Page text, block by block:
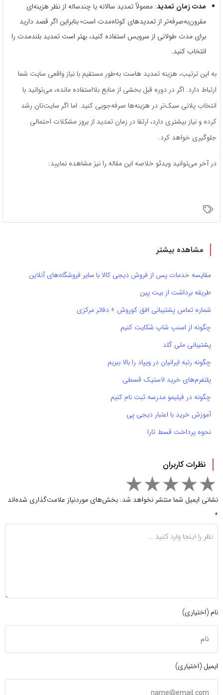
مدت زمان تمدید: معمولاً تمدید سالانه یا چندساله از نظر هزینه‌ای
مقرون‌به‌صرفه‌تر از تمدیدهای کوتاه‌مدت است؛ بنابراین اگر قصد دارید
برای مدت طولانی از سرویس استفاده کنید، بهتر است تمدید بلندمدت را
انتخاب کنید.
به این ترتیب، هزینه تمدید هاست به‌طور مستقیم با نیاز واقعی سایت شما
ارتباط دارد. اگر در دوره قبل بخشی از منابع بلااستفاده مانده، می‌توانید با
انتخاب پلانی سبک‌تر در هزینه‌ها صرفه‌جویی کنید. اما اگر سایت‌تان رشد
کرده و نیاز بیشتری دارد، ارتقا در زمان تمدید از بروز مشکلات احتمالی
جلوگیری خواهد کرد.
در آخر می‌توانید ویدئو خلاصه این مقاله را نیز مشاهده نمایید:
مشاهده بیشتر
مقایسه خدمات پس از فروش دیجی کالا با سایر فروشگاه‌های آنلاین
طریقه برداشت از بیت پین
شماره تماس پشتیبانی افق کوروش + دفاتر مرکزی
چگونه از اسنپ شاپ شکایت کنیم
پشتیبانی ملی گلد
چگونه رتبه ایرانیان در ویپاد را بالا ببریم
پلتفرم‌های خرید لاستیک قسطی
چگونه در فیلیمو مدرسه ثبت نام کنیم
آموزش خرید با اعتبار دیجی پی
نحوه پرداخت قسط تارا
نظرات کاربران
نشانی ایمیل شما منتشر نخواهد شد. بخش‌های موردنیاز علامت‌گذاری شده‌اند
*
نام (اختیاری)
ایمیل (اختیاری)